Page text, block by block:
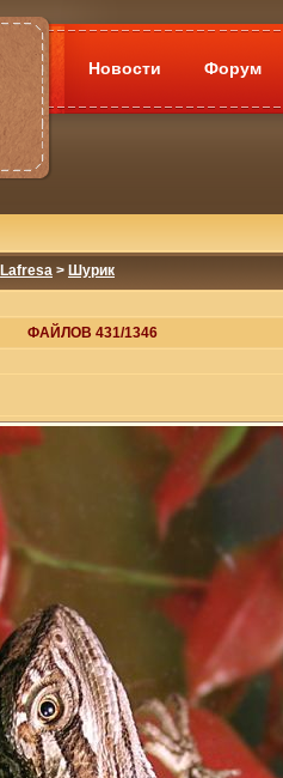
Новости Форум
Lafresa > Шурик
ФАЙЛОВ 431/1346